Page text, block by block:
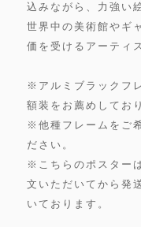
込みながら、力強い
世界中の美術館やギ
価を受けるアーティ
※アルミブラックフ
額装をお薦めしてお
※他種フレームをご
ださい。
※こちらのポスター
文いただいてから発
いております。